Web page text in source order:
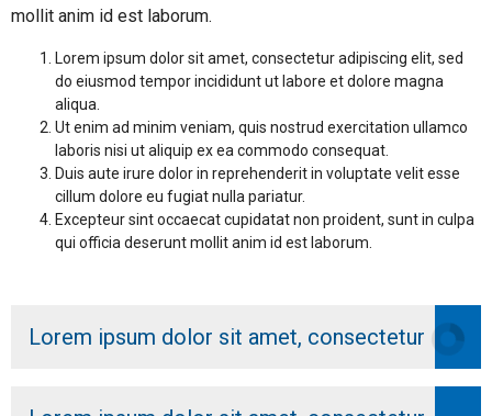
mollit anim id est laborum.
Lorem ipsum dolor sit amet, consectetur adipiscing elit, sed
do eiusmod tempor incididunt ut labore et dolore magna
aliqua.
Ut enim ad minim veniam, quis nostrud exercitation ullamco
laboris nisi ut aliquip ex ea commodo consequat.
Duis aute irure dolor in reprehenderit in voluptate velit esse
cillum dolore eu fugiat nulla pariatur.
Excepteur sint occaecat cupidatat non proident, sunt in culpa
qui officia deserunt mollit anim id est laborum.
Lorem ipsum dolor sit amet, consectetur